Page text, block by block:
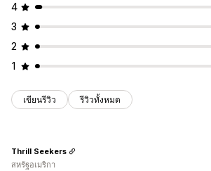
4
3
2
1
เขียนรีวิว รีวิวทั้งหมด
Thrill Seekers
สหรัฐอเมริกา